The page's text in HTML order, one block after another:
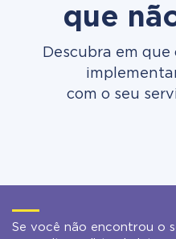
que
Descubra em que
com o seu
Se você não encontrou o